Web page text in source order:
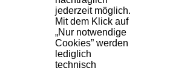
jederzeit möglich.
Mit dem Klick auf
„Nur notwendige
Cookies” werden
lediglich
technisch